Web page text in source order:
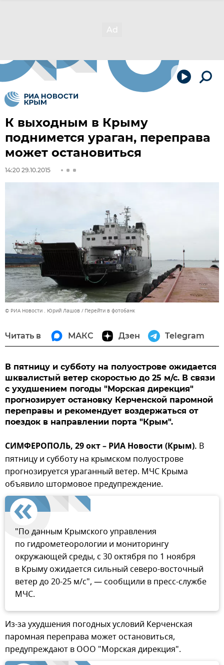
К выходным в Крыму
поднимется ураган, переправа
может остановиться
14:20 29.10.2015
© РИА Новости . Юрий Лашов Перейти в фотобанк
Читать в МАКС Дзен Telegram
В пятницу и субботу на полуострове ожидается
шквалистый ветер скоростью до 25 м/с. В связи
с ухудшением погоды "Морская дирекция"
прогнозирует остановку Керченской паромной
переправы и рекомендует воздержаться от
поездок в направлении порта "Крым".
СИМФЕРОПОЛЬ, 29 окт – РИА Новости (Крым). В
пятницу и субботу на крымском полуострове
прогнозируется ураганный ветер. МЧС Крыма
объявило штормовое предупреждение.
"По данным Крымского управления
по гидрометеорологии и мониторингу
окружающей среды, с 30 октября по 1 ноября
в Крыму ожидается сильный северо-восточный
ветер до 20-25 м/с", — сообщили в пресс-службе
МЧС.
Из-за ухудшения погодных условий Керченская
паромная переправа может остановиться,
предупреждают в ООО "Морская дирекция".